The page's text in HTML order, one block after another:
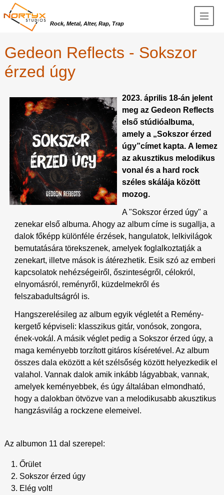
Rock, Metal, Alter, Rap, Trap
Gedeon Reflects - Sokszor
érzed úgy
2023. április 18-án jelent
meg az Gedeon Reflects
első stúdióalbuma,
amely a „Sokszor érzed
úgy”címet kapta. A lemez
az akusztikus melodikus
vonal és a hard rock
széles skálája között
mozog.
A "Sokszor érzed úgy" a
zenekar első albuma. Ahogy az album címe is sugallja, a
dalok főképp különféle érzések, hangulatok, lelkivilágok
bemutatására törekszenek, amelyek foglalkoztatják a
zenekart, illetve mások is átérezhetik. Esik szó az emberi
kapcsolatok nehézségeiről, őszinteségről, célokról,
elnyomásról, reményről, küzdelmekről és
felszabadultságról is.
Hangszerelésileg az album egyik végletét a Remény-
kergető képviseli: klasszikus gitár, vonósok, zongora,
ének-vokál. A másik véglet pedig a Sokszor érzed úgy, a
maga keményebb torzított gitáros kíséretével. Az album
összes dala eközött a két szélsőség között helyezkedik el
valahol. Vannak dalok amik inkább lágyabbak, vannak,
amelyek keményebbek, és úgy általában elmondható,
hogy a dalokban ötvözve van a melodikusabb akusztikus
hangzásvilág a rockzene elemeivel.
Az albumon 11 dal szerepel:
Őrület
Sokszor érzed úgy
Elég volt!